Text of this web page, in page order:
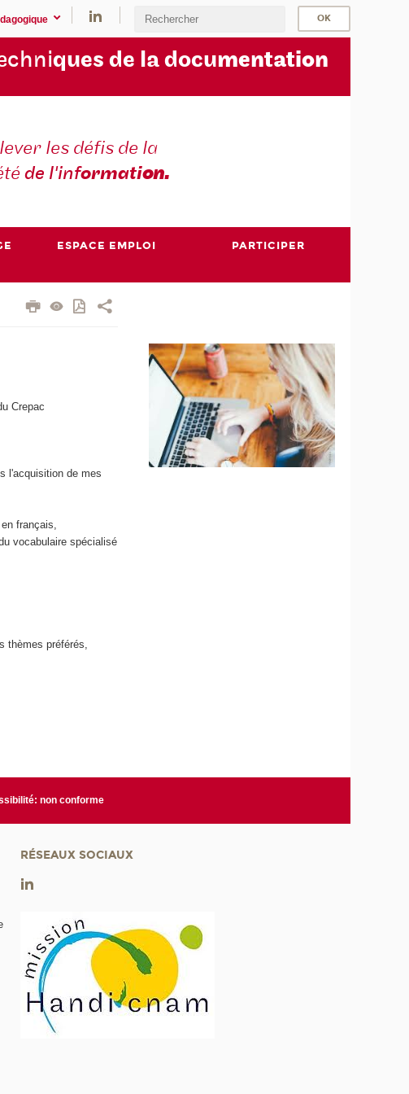
ques de la documentation
les défis de la
de l'information.
ESPACE EMPLOI PARTICIPER
Crepac
l'acquisition de mes
français,
vocabulaire spécialisé
thèmes préférés,
non conforme
RÉSEAUX SOCIAUX